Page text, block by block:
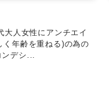
人女性にアンチエイ
く年齢を重ねる)の為の
デシ...